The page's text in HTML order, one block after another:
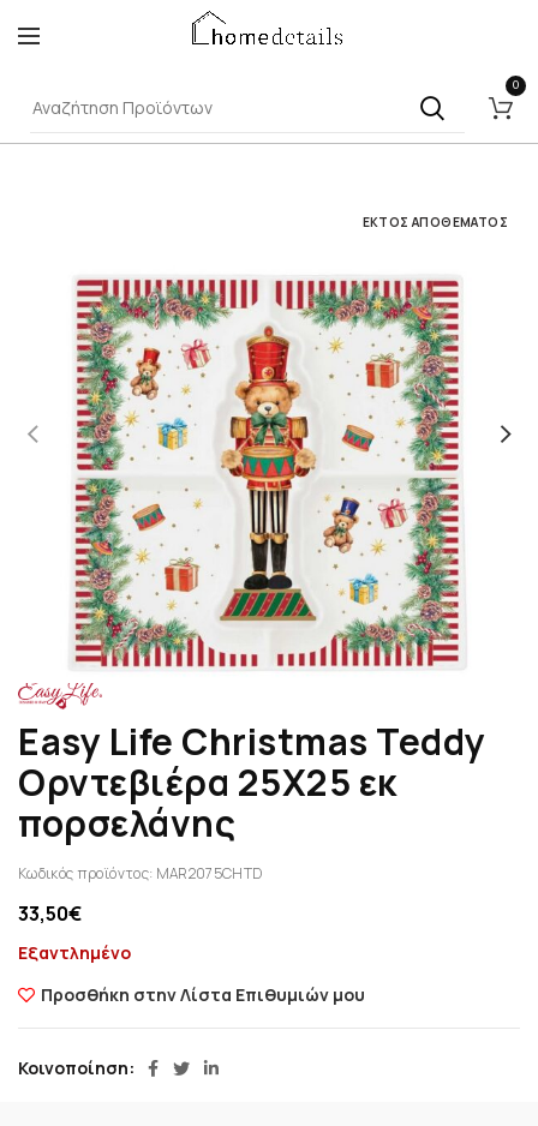
0
ΕΚΤΌΣ ΑΠΟΘΈΜΑΤΟΣ
Easy Life Christmas Teddy
Ορντεβιέρα 25Χ25 εκ
πορσελάνης
Κωδικός προϊόντος: MAR2075CHTD
33,50€
Εξαντλημένο
Προσθήκη στην Λίστα Επιθυμιών μου
Κοινοποίηση